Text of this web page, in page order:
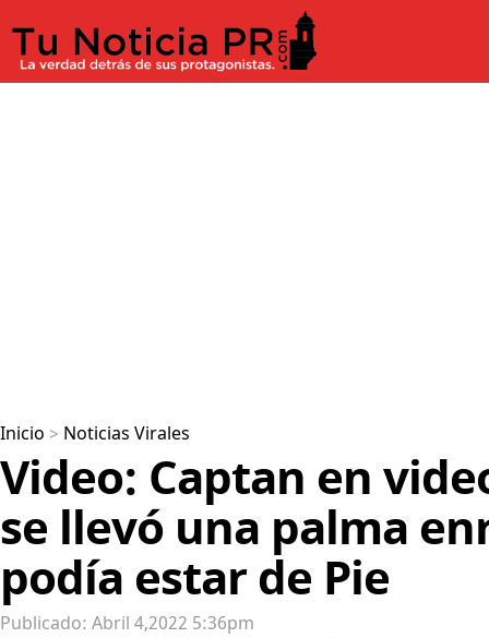
Inicio > Noticias Virales
Video: Captan en
se llevó una palma
podía estar de Pie
Publicado: Abril 4,2022 5:36pm